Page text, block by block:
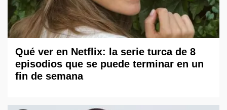
Qué ver en Netflix: la serie turca de 8
episodios que se puede terminar en un
fin de semana